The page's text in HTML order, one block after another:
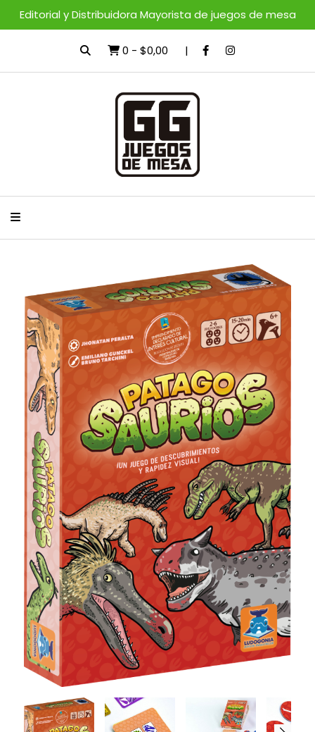
Editorial y Distribuidora Mayorista de juegos de mesa
0 - $0,00